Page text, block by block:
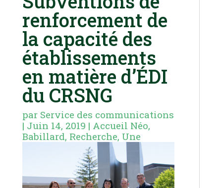
renforcement de
la capacité des
établissements
en matière d’ÉDI
du CRSNG
par Service des communications
| Juin 14, 2019 | Accueil Néo,
Babillard, Recherche, Une